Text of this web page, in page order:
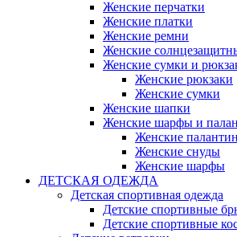
Женские перчатки
Женские платки
Женские ремни
Женские
Женские сумки и
Женские рюкзаки
Женские сумки
Женские шапки
Женские шарфы и
Женские
Женские снуды
Женские шарфы
ДЕТСКАЯ ОДЕЖДА
Детская спортивная одежда
Детские спортивные
Детские спортивные